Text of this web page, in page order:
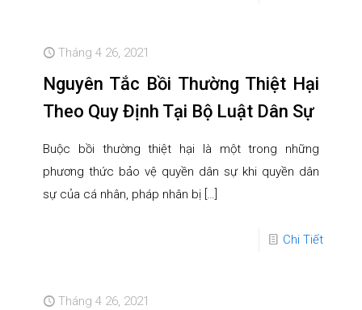
Tháng 4 26, 2021
Nguyên Tắc Bồi Thường Thiệt Hại
Theo Quy Định Tại Bộ Luật Dân Sự
Buộc bồi thường thiệt hại là một trong những
phương thức bảo vệ quyền dân sự khi quyền dân
sự của cá nhân, pháp nhân bị […]
Chi Tiết
Tháng 4 26, 2021